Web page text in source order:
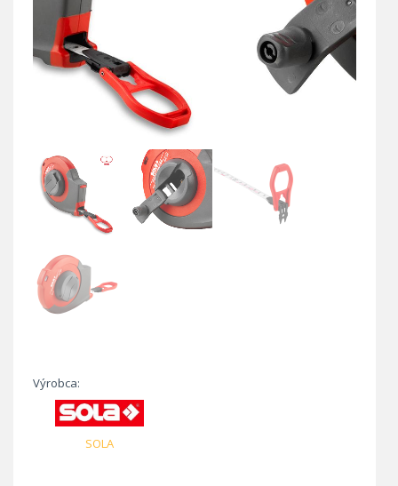
Výrobca:
SOLA